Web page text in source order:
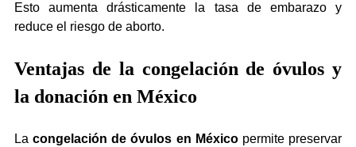
Esto aumenta drásticamente la tasa de embarazo y
reduce el riesgo de aborto.
Ventajas de la congelación de óvulos y
la donación en México
La congelación de óvulos en México permite preservar